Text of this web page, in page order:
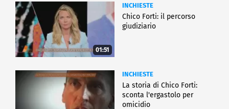
01:51
INCHIESTE
Chico Forti: il percorso
giudiziario
INCHIESTE
La storia di Chico Forti:
sconta l'ergastolo per
omicidio